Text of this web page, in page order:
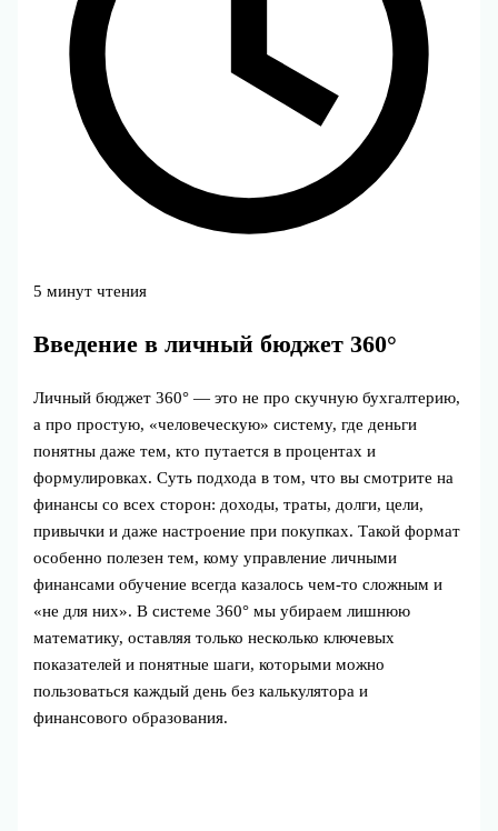
5 минут чтения
Введение в личный бюджет 360°
Личный бюджет 360° — это не про скучную бухгалтерию,
а про простую, «человеческую» систему, где деньги
понятны даже тем, кто путается в процентах и
формулировках. Суть подхода в том, что вы смотрите на
финансы со всех сторон: доходы, траты, долги, цели,
привычки и даже настроение при покупках. Такой формат
особенно полезен тем, кому управление личными
финансами обучение всегда казалось чем‑то сложным и
«не для них». В системе 360° мы убираем лишнюю
математику, оставляя только несколько ключевых
показателей и понятные шаги, которыми можно
пользоваться каждый день без калькулятора и
финансового образования.